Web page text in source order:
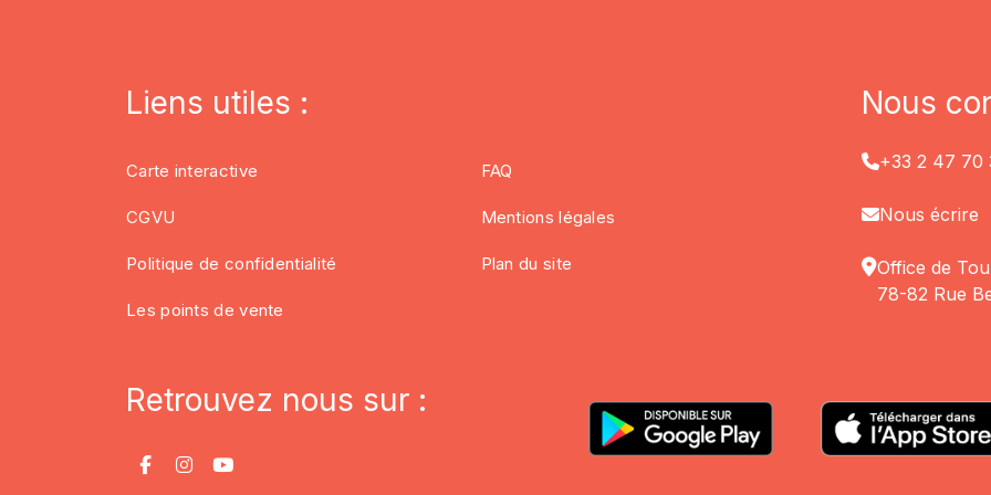
Liens utiles :
Carte interactive FAQ
CGVU Mentions légales
Politique de confidentialité Plan du site
Les points de vente
Nous
+33 2 47 70
Nous écrire
Office de
78-82 Rue
Retrouvez nous sur :